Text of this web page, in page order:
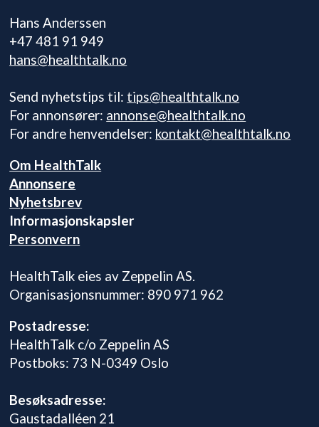
Hans Anderssen
+47 481 91 949
hans@healthtalk.no
Send nyhetstips til: tips@healthtalk.no
For annonsører: annonse@healthtalk.no
For andre henvendelser: kontakt@healthtalk.no
Om HealthTalk
Annonsere
Nyhetsbrev
Informasjonskapsler
Personvern
HealthTalk eies av Zeppelin AS.
Organisasjonsnummer: 890 971 962
Postadresse:
HealthTalk c/o Zeppelin AS
Postboks: 73 N-0349 Oslo
Besøksadresse:
Gaustadalléen 21